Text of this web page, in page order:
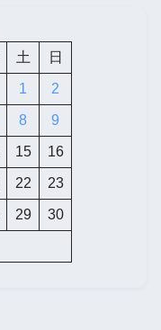
土 日
1 2
8 9
15 16
22 23
29 30